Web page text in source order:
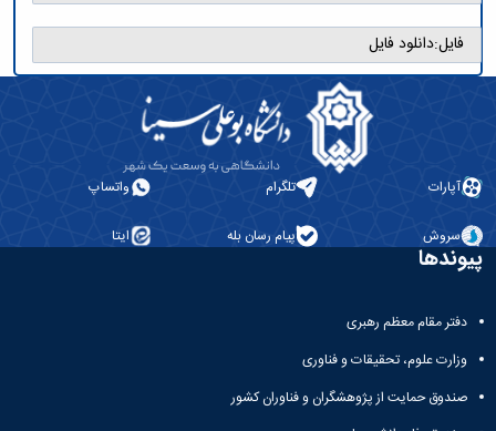
فایل:دانلود فایل
آپارات تلگرام واتساپ
سروش پیام رسان بله ایتا
پیوندها
دفتر مقام معظم رهبری
وزارت علوم، تحقیقات و فناوری
صندوق حمایت از پژوهشگران و فناوران کشور